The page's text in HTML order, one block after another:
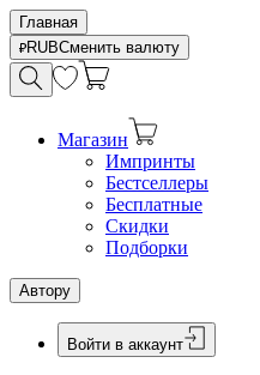
Главная
RUBСменить валюту
Магазин
Импринты
Бестселлеры
Бесплатные
Скидки
Подборки
Автору
Войти в аккаунт